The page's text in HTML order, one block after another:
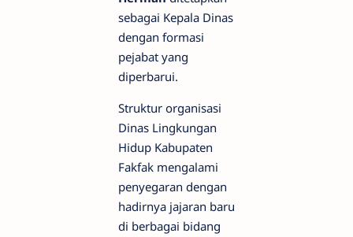
sebagai Kepala Dinas
dengan formasi
pejabat yang
diperbarui.
Struktur organisasi
Dinas Lingkungan
Hidup Kabupaten
Fakfak mengalami
penyegaran dengan
hadirnya jajaran baru
di berbagai bidang